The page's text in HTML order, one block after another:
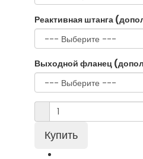
Реактивная штанга
Выходной фланец